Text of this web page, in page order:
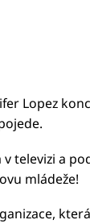
Lopez
v televizi a
mládeže!